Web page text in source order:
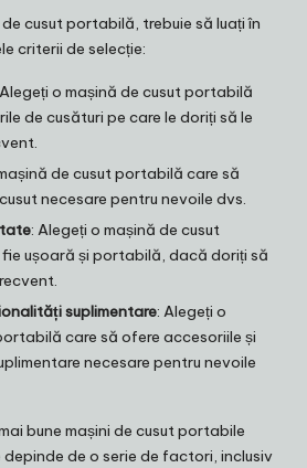
cusut portabilă, trebuie să luați în
criterii de selecție:
o mașină de cusut portabilă
de cusături pe care le doriți să le
de cusut portabilă care să
necesare pentru nevoile dvs.
: Alegeți o mașină de cusut
ușoară și portabilă, dacă doriți să
suplimentare: Alegeți o
care să ofere accesoriile și
necesare pentru nevoile
bune mașini de cusut portabile
de o serie de factori, inclusiv